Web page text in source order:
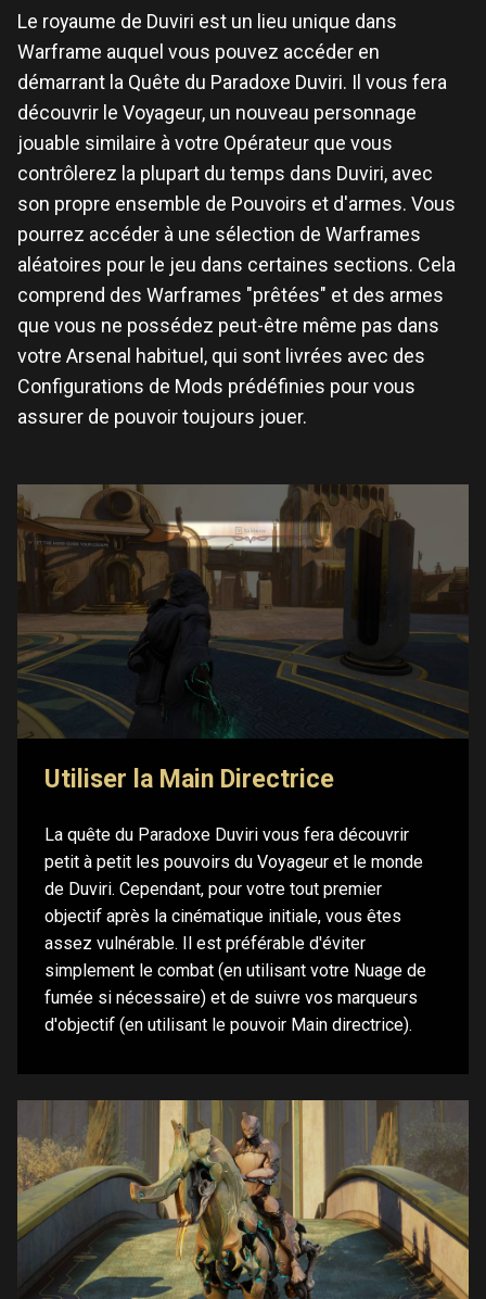
Le royaume de Duviri est un lieu unique dans
Warframe auquel vous pouvez accéder en
démarrant la Quête du Paradoxe Duviri. Il vous fera
découvrir le Voyageur, un nouveau personnage
jouable similaire à votre Opérateur que vous
contrôlerez la plupart du temps dans Duviri, avec
son propre ensemble de Pouvoirs et d'armes. Vous
pourrez accéder à une sélection de Warframes
aléatoires pour le jeu dans certaines sections. Cela
comprend des Warframes "prêtées" et des armes
que vous ne possédez peut-être même pas dans
votre Arsenal habituel, qui sont livrées avec des
Configurations de Mods prédéfinies pour vous
assurer de pouvoir toujours jouer.
Utiliser la Main Directrice
La quête du Paradoxe Duviri vous fera découvrir
petit à petit les pouvoirs du Voyageur et le monde
de Duviri. Cependant, pour votre tout premier
objectif après la cinématique initiale, vous êtes
assez vulnérable. Il est préférable d'éviter
simplement le combat (en utilisant votre Nuage de
fumée si nécessaire) et de suivre vos marqueurs
d'objectif (en utilisant le pouvoir Main directrice).